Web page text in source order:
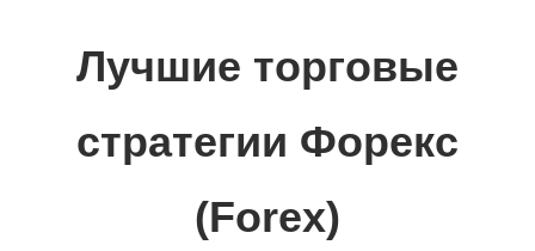
Лучшие торговые
стратегии Форекс
(Forex)